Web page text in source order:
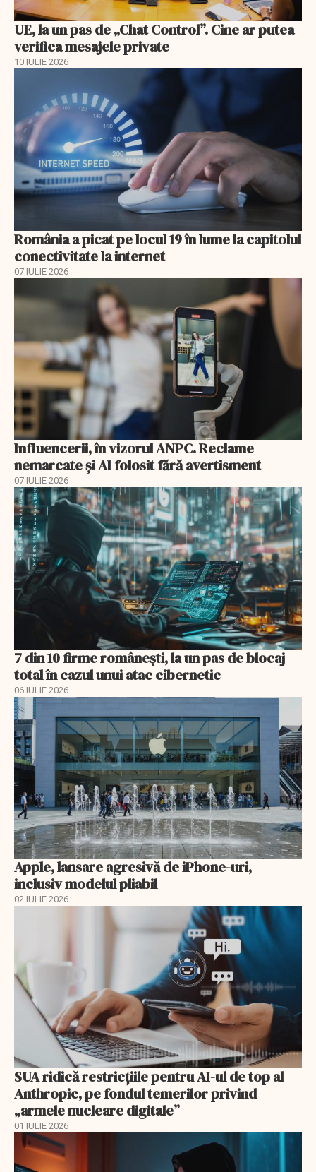
UE, la un pas de „Chat Control”. Cine ar putea
verifica mesajele private
10 IULIE 2026
România a picat pe locul 19 în lume la capitolul
conectivitate la internet
07 IULIE 2026
Influencerii, în vizorul ANPC. Reclame
nemarcate și AI folosit fără avertisment
07 IULIE 2026
7 din 10 firme românești, la un pas de blocaj
total în cazul unui atac cibernetic
06 IULIE 2026
Apple, lansare agresivă de iPhone-uri,
inclusiv modelul pliabil
02 IULIE 2026
SUA ridică restricțiile pentru AI-ul de top al
Anthropic, pe fondul temerilor privind
„armele nucleare digitale”
01 IULIE 2026